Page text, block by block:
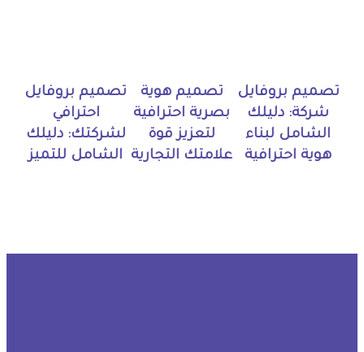
تصميم بروفايل
شركة: دليلك
الشامل لبناء
هوية احترافية
تصميم هوية
بصرية احترافية
لتعزيز قوة
علامتك التجارية
تصميم بروفايل
احترافي
لشركتك: دليلك
الشامل للتميز